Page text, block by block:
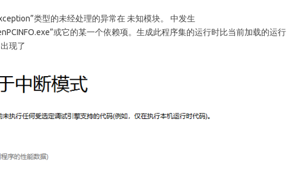
类型的未经处理的异常在 未知模块。 中发生
或它的某一个依赖项。生成此程序集的运行时比当前加载的运行
现了